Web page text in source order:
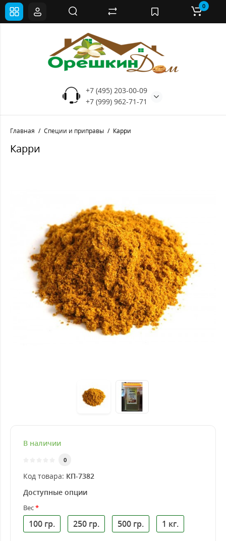
+7 (495) 203-00-09
+7 (999) 962-71-71
0
Главная Специи и приправы Карри
Карри
В наличии
0
Код товара: КП-7382
Доступные опции
Вес
100 гр. 250 гр. 500 гр. 1 кг.